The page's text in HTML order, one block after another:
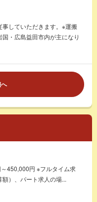
事していただきます。※運搬
・広島益田市内が主になり
450,000円 ※フルタイム求
額）、パート求人の場...